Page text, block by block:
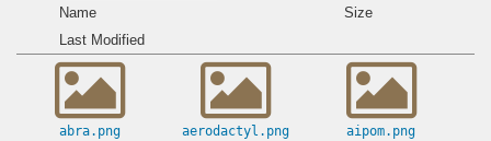
Name
Size
Last Modified
abra.png aerodactyl.png aipom.png